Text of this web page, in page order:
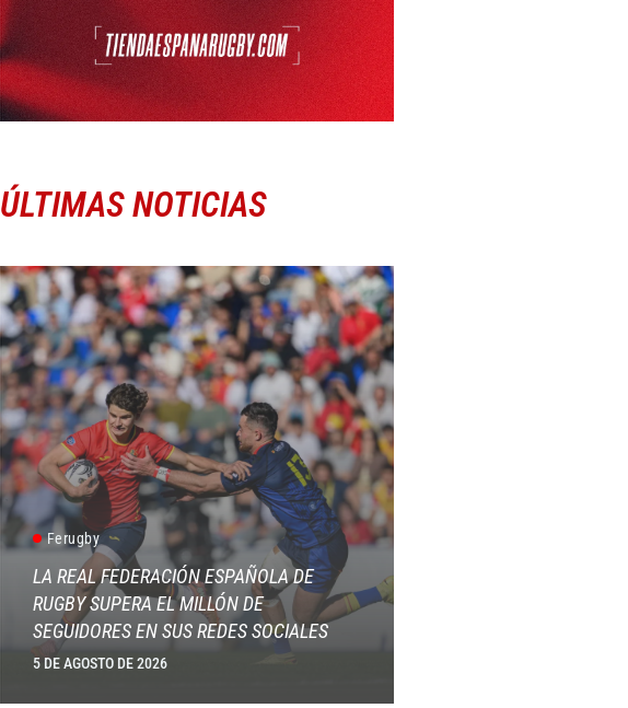
ÚLTIMAS NOTICIAS
Ferugby
LA REAL FEDERACIÓN ESPAÑOLA DE
RUGBY SUPERA EL MILLÓN DE
SEGUIDORES EN SUS REDES SOCIALES
5 DE AGOSTO DE 2026